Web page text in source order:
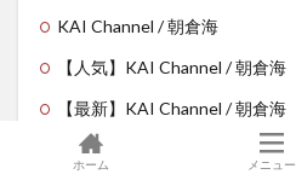
KAI Channel / 朝倉海
【人気】KAI Channel / 朝倉海
【最新】KAI Channel / 朝倉海
えむずちゃんねる
ホーム メニュー